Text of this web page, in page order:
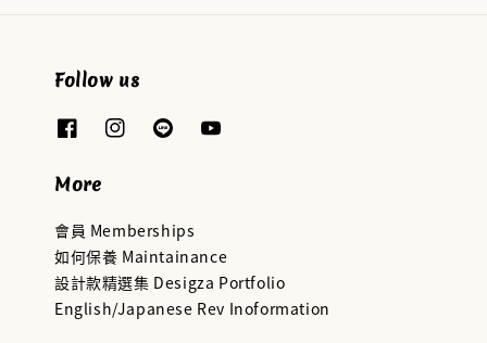
Follow us
More
會員 Memberships
如何保養 Maintainance
設計款精選集 Desigza Portfolio
English/Japanese Rev Inoformation